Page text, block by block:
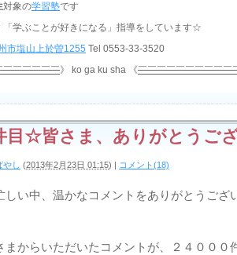
対象の学習塾です
「学ぶことが好きになる」指導をしています☆
市塩山上於曽1255 Tel 0553-33-3520
￣￣￣￣￣￣》 ko ga ku sha 《￣￣￣￣￣￣￣￣￣￣
目☆皆さま、ありがとうご
やし (2013年2月23日 01:15) | コメント(18)
しい中、温かなコメントをありがとうござ
まからいただいたコメントが、２４０００